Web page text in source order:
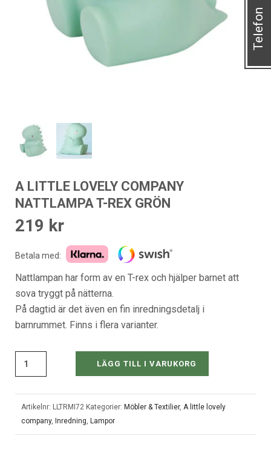
A LITTLE LOVELY COMPANY
NATTLAMPA T-REX GRÖN
219 kr
Betala med:
Nattlampan har form av en T-rex och hjälper barnet att
sova tryggt på nätterna.
På dagtid är det även en fin inredningsdetalj i
barnrummet. Finns i flera varianter.
LÄGG TILL I VARUKORG
Artikelnr: LLTRMI72 Kategorier: Möbler & Textilier, A little lovely
company, Inredning, Lampor
Telefon